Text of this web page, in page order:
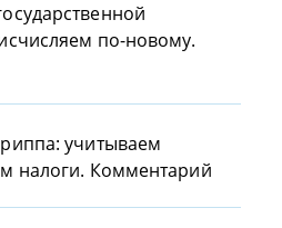
по-новому.
учитываем
налоги. Комментарий